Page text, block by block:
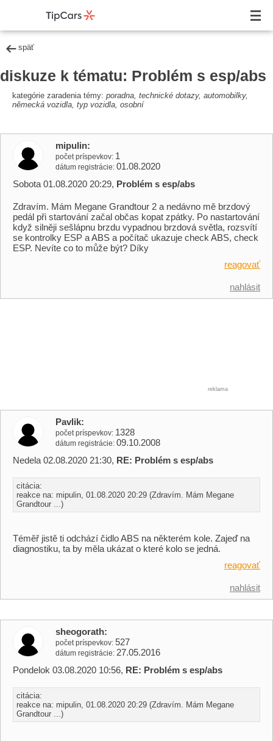
späť
diskuze k tématu: Problém s esp/abs
kategórie zaradenia témy: poradna, technické dotazy, automobilky,
německá vozidla, typ vozidla, osobní
mipulin
počet príspevkov 1
dátum registrácie 01.08.2020
Sobota 01.08.2020 20:29, Problém s esp/abs
Zdravím. Mám Megane Grandtour 2 a nedávno mě brzdový
pedál při startování začal občas kopat zpátky. Po nastartování
když silněji sešlápnu brzdu vypadnou brzdová světla, rozsvítí
se kontrolky ESP a ABS a počítač ukazuje check ABS, check
ESP. Nevíte co to může být? Díky
reagovať
nahlásit
reklama
Pavlik
počet príspevkov 1328
dátum registrácie 09.10.2008
Nedela 02.08.2020 21:30, RE: Problém s esp/abs
citácia:
reakce na: mipulin, 01.08.2020 20:29 (Zdravím. Mám Megane
Grandtour ...)
Téměř jistě ti odchází čidlo ABS na některém kole. Zajeď na
diagnostiku, ta by měla ukázat o které kolo se jedná.
reagovať
nahlásit
sheogorath
počet príspevkov 527
dátum registrácie 27.05.2016
Pondelok 03.08.2020 10:56, RE: Problém s esp/abs
citácia:
reakce na: mipulin, 01.08.2020 20:29 (Zdravím. Mám Megane
Grandtour ...)